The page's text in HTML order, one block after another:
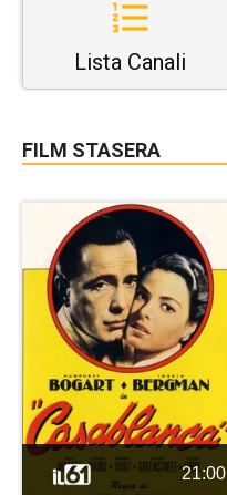
Lista Canali
FILM STASERA
21:00